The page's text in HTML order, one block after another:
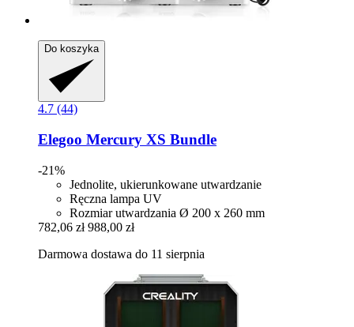
Do koszyka
4.7 (44)
Elegoo Mercury XS Bundle
-21%
Jednolite, ukierunkowane utwardzanie
Ręczna lampa UV
Rozmiar utwardzania Ø 200 x 260 mm
782,06 zł 988,00 zł
Darmowa dostawa do 11 sierpnia